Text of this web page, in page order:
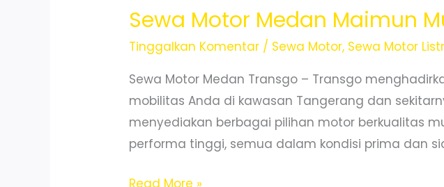
Tanpa
Ribet
Sewa Motor Medan Maimun
Tinggalkan Komentar / Sewa Motor, Sewa Motor
Sewa Motor Medan Transgo – Transgo
mobilitas Anda di kawasan Tangerang dan
menyediakan berbagai pilihan motor berkualitas
performa tinggi, semua dalam kondisi prima dan
Sewa
Read More »